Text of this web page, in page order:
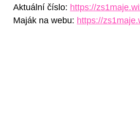
Aktuální číslo: https://
Maják na webu: https://